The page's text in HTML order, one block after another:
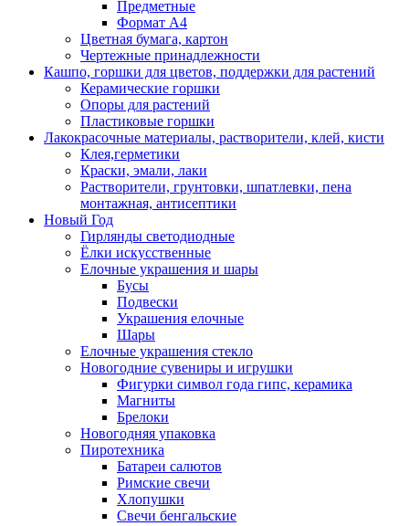
Предметные
Формат А4
Цветная бумага, картон
Чертежные принадлежности
Кашпо, горшки для цветов, поддержки для растений
Керамические горшки
Опоры для растений
Пластиковые горшки
Лакокрасочные материалы, растворители, клей, кисти
Клея,герметики
Краски, эмали, лаки
Растворители, грунтовки, шпатлевки, пена
монтажная, антисептики
Новый Год
Гирлянды светодиодные
Ёлки искусственные
Елочные украшения и шары
Бусы
Подвески
Украшения елочные
Шары
Елочные украшения стекло
Новогодние сувениры и игрушки
Фигурки символ года гипс, керамика
Магниты
Брелоки
Новогодняя упаковка
Пиротехника
Батареи салютов
Римские свечи
Хлопушки
Свечи бенгальские